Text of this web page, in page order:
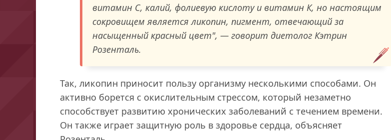
витамин С, калий, фолиевую кислоту и витамин К, но настоящим
сокровищем является ликопин, пигмент, отвечающий за
насыщенный красный цвет", — говорит диетолог Кэтрин
Розенталь.
Так, ликопин приносит пользу организму несколькими способами. Он
активно борется с окислительным стрессом, который незаметно
способствует развитию хронических заболеваний с течением времени.
Он также играет защитную роль в здоровье сердца, объясняет